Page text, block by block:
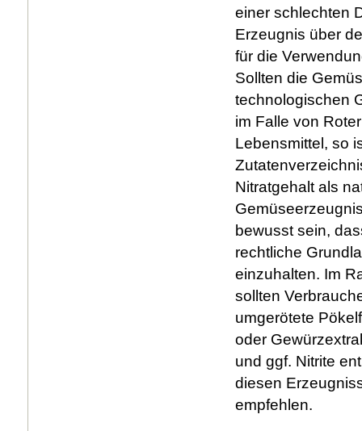
einer schlechten
Erzeugnis über
für die
Sollten die
technologischen
im Falle von
Lebensmittel, so
Nitratgehalt als
bewusst sein,
rechtliche
einzuhalten. Im
sollten
umgerötete
oder
und ggf. Nitrite
diesen
empfehlen.